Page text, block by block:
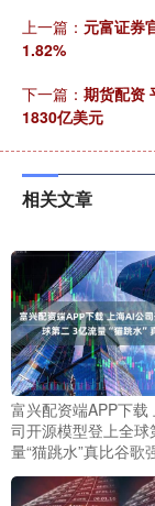
上一篇： 元富证券
1.82%
下一篇： 期货配资
1830亿美元
相关文章
富兴配资端APP下载
司开源模型登上全球
量“猫跳水”真比谷歌